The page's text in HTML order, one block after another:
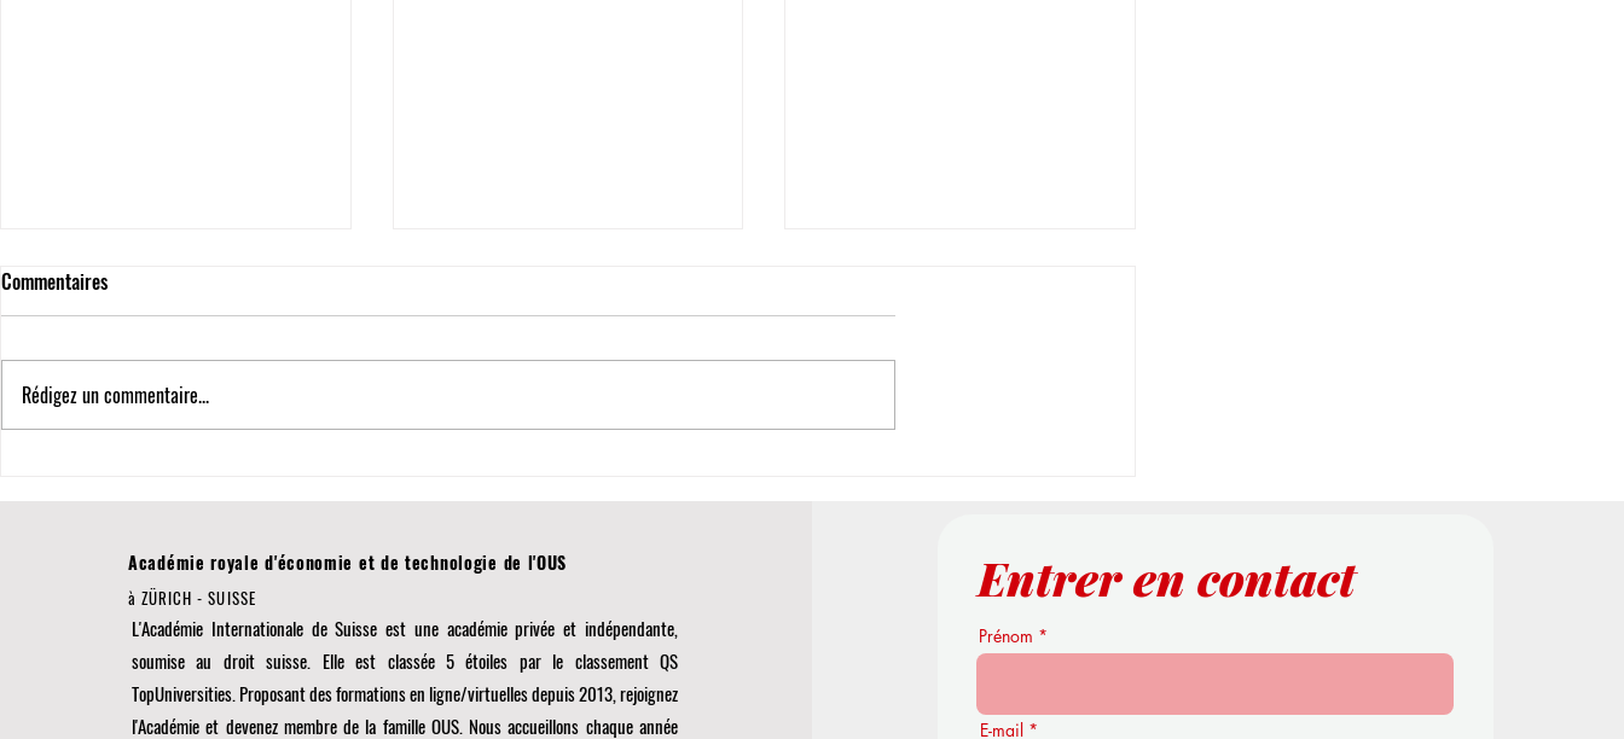
mondiale en éducation
accomplissements de l'Université
Internationale Suisse
Probabiliste : Nouvelles
Étude de Premier Plan sur les
Environnements Virtuels
Commentaires
Rédigez un commentaire...
Académie royale d'économie et de technologie de l'OUS
à ZÜRICH - SUISSE
L'Académie Internationale de Suisse est une académie privée et indépendante,
soumise au droit suisse. Elle est classée 5 étoiles par le classement QS
TopUniversities. Proposant des formations en ligne/virtuelles depuis 2013, rejoignez
l'Académie et devenez membre de la famille OUS. Nous accueillons chaque année
Entrer en contact
Prénom
E-mail